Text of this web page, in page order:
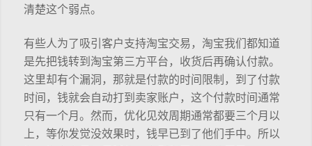
清楚这个弱点。
有些人为了吸引客户支持淘宝交易，淘宝我们都知道
是先把钱转到淘宝第三方平台，收货后再确认付款。
这里却有个漏洞，那就是付款的时间限制，到了付款
时间，钱就会自动打到卖家账户，这个付款时间通常
只有一个月。然而，优化见效周期通常都要三个月以
上，等你发觉没效果时，钱早已到了他们手中。所以